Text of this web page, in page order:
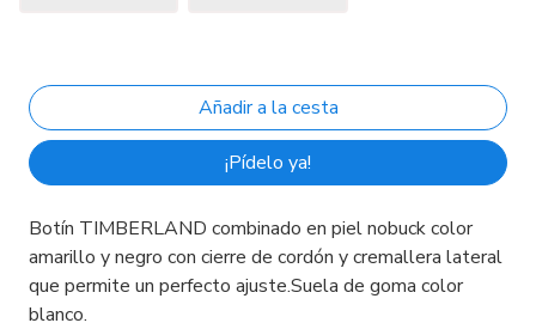
¡Pídelo ya!
Botín TIMBERLAND combinado en piel nobuck color
amarillo y negro con cierre de cordón y cremallera lateral
que permite un perfecto ajuste.Suela de goma color
blanco.